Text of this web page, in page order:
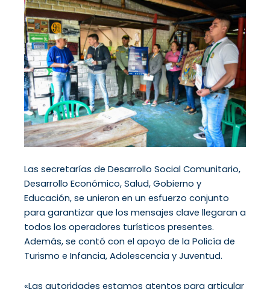
Las secretarías de Desarrollo Social Comunitario,
Desarrollo Económico, Salud, Gobierno y
Educación, se unieron en un esfuerzo conjunto
para garantizar que los mensajes clave llegaran a
todos los operadores turísticos presentes.
Además, se contó con el apoyo de la Policía de
Turismo e Infancia, Adolescencia y Juventud.
«Las autoridades estamos atentos para articular